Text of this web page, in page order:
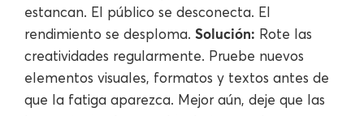
estancan. El público se desconecta. El
rendimiento se desploma. Solución: Rote las
creatividades regularmente. Pruebe nuevos
elementos visuales, formatos y textos antes de
que la fatiga aparezca. Mejor aún, deje que las